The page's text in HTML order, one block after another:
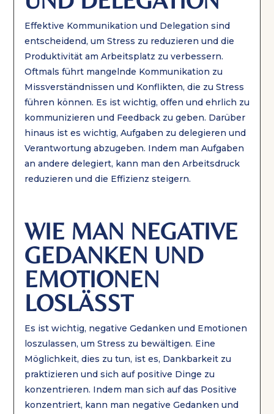
Effektive Kommunikation und Delegation sind
entscheidend, um Stress zu reduzieren und die
Produktivität am Arbeitsplatz zu verbessern.
Oftmals führt mangelnde Kommunikation zu
Missverständnissen und Konflikten, die zu Stress
führen können. Es ist wichtig, offen und ehrlich zu
kommunizieren und Feedback zu geben. Darüber
hinaus ist es wichtig, Aufgaben zu delegieren und
Verantwortung abzugeben. Indem man Aufgaben
an andere delegiert, kann man den Arbeitsdruck
reduzieren und die Effizienz steigern.
WIE MAN NEGATIVE
GEDANKEN UND
EMOTIONEN
LOSLÄSST
Es ist wichtig, negative Gedanken und Emotionen
loszulassen, um Stress zu bewältigen. Eine
Möglichkeit, dies zu tun, ist es, Dankbarkeit zu
praktizieren und sich auf positive Dinge zu
konzentrieren. Indem man sich auf das Positive
konzentriert, kann man negative Gedanken und